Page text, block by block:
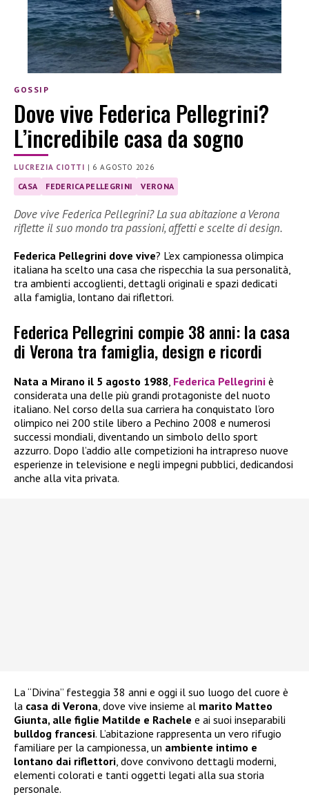
GOSSIP
Dove vive Federica Pellegrini?
L’incredibile casa da sogno
LUCREZIA CIOTTI | 6 AGOSTO 2026
CASA FEDERICA PELLEGRINI VERONA
Dove vive Federica Pellegrini? La sua abitazione a Verona
riflette il suo mondo tra passioni, affetti e scelte di design.
Federica Pellegrini dove vive? L’ex campionessa olimpica
italiana ha scelto una casa che rispecchia la sua personalità,
tra ambienti accoglienti, dettagli originali e spazi dedicati
alla famiglia, lontano dai riflettori.
Federica Pellegrini compie 38 anni: la casa
di Verona tra famiglia, design e ricordi
Nata a Mirano il 5 agosto 1988, Federica Pellegrini è
considerata una delle più grandi protagoniste del nuoto
italiano. Nel corso della sua carriera ha conquistato l’oro
olimpico nei 200 stile libero a Pechino 2008 e numerosi
successi mondiali, diventando un simbolo dello sport
azzurro. Dopo l’addio alle competizioni ha intrapreso nuove
esperienze in televisione e negli impegni pubblici, dedicandosi
anche alla vita privata.
La “Divina” festeggia 38 anni e oggi il suo luogo del cuore è
la casa di Verona, dove vive insieme al marito Matteo
Giunta, alle figlie Matilde e Rachele e ai suoi inseparabili
bulldog francesi. L’abitazione rappresenta un vero rifugio
familiare per la campionessa, un ambiente intimo e
lontano dai riflettori, dove convivono dettagli moderni,
elementi colorati e tanti oggetti legati alla sua storia
personale.